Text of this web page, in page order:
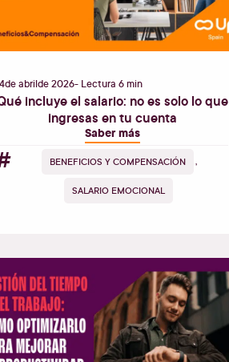
deabrilde2026- Lectura 6 min
incluye el salario: no es solo lo que
ingresas en tu cuenta
Saber más
BENEFICIOS Y COMPENSACIÓN ,
SALARIO EMOCIONAL